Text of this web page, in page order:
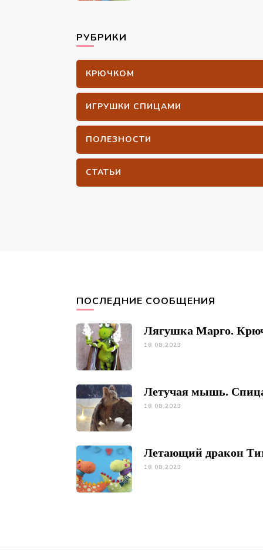
РУБРИКИ
КРЮЧКОМ
ИГРУШКИ СПИЦАМИ
ПОЛЕЗНОСТИ
СТАТЬИ
ПОСЛЕДНИЕ СООБЩЕНИЯ
Лягушка Марго.
18.08.2023
Летучая мышь.
18.08.2023
Летающий дракон
18.08.2023